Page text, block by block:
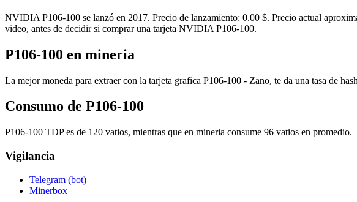
NVIDIA P106-100 se lanzó en 2017. Precio de lanzamiento: 0.00 $. Precio actual
video, antes de decidir si comprar una tarjeta NVIDIA P106-100.
P106-100 en mineria
La mejor moneda para extraer con la tarjeta grafica P106-100 - Zano, te da una tasa de
Consumo de P106-100
P106-100 TDP es de 120 vatios, mientras que en mineria consume 96 vatios en promedio.
Vigilancia
Telegram (bot)
Minerbox